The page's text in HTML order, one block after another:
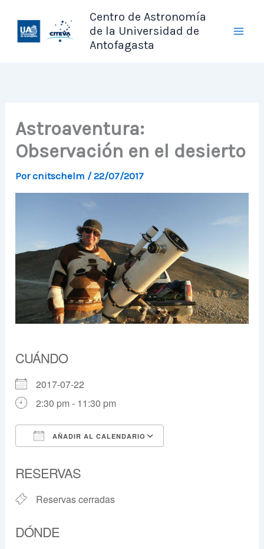
contenido
Centro de Astronomía
de la Universidad de
Antofagasta
Astroaventura:
Observación en el desierto
Porcnitschelm /22/07/2017
CUÁNDO
2017-07-22
2:30 pm - 11:30 pm
AÑADIR AL CALENDARIO
RESERVAS
Reservas cerradas
DÓNDE